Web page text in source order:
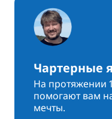
Чартерные
На протяжении
помогают вам
мечты.